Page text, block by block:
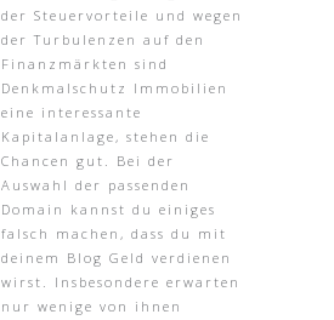
der Steuervorteile und wegen
der Turbulenzen auf den
Finanzmärkten sind
Denkmalschutz Immobilien
eine interessante
Kapitalanlage, stehen die
Chancen gut. Bei der
Auswahl der passenden
Domain kannst du einiges
falsch machen, dass du mit
deinem Blog Geld verdienen
wirst. Insbesondere erwarten
nur wenige von ihnen